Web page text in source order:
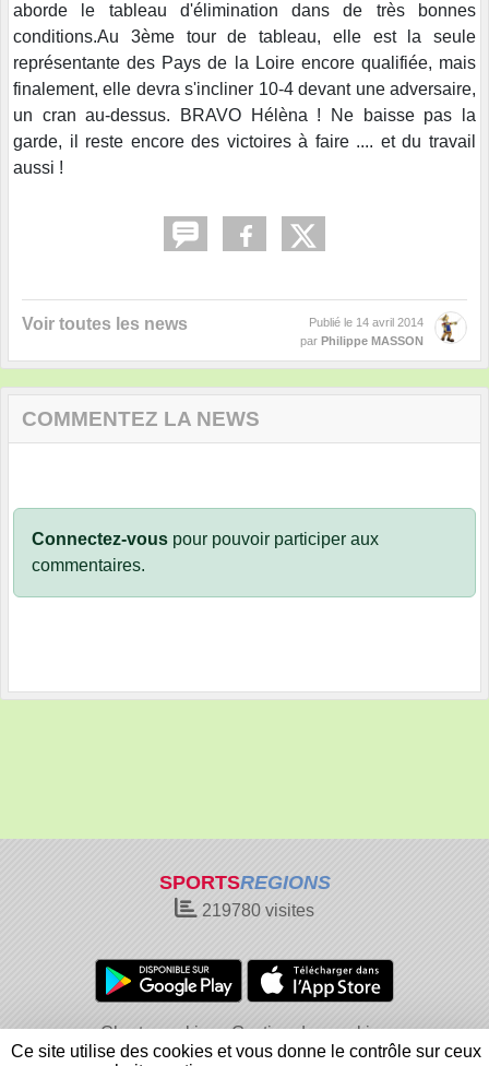
aborde le tableau d'élimination dans de très bonnes
conditions.Au 3ème tour de tableau, elle est la seule
représentante des Pays de la Loire encore qualifiée, mais
finalement, elle devra s'incliner 10-4 devant une adversaire,
un cran au-dessus. BRAVO Hélèna ! Ne baisse pas la
garde, il reste encore des victoires à faire .... et du travail
aussi !
Voir toutes les news Publié le 14 avril 2014
par Philippe MASSON
COMMENTEZ LA NEWS
Connectez-vous pour pouvoir participer aux
commentaires.
SPORTSREGIONS
219780 visites
Charte cookies
Gestion des cookies
Informations légales
Signaler un contenu inapproprié
Ce site utilise des cookies et vous donne le contrôle sur ceux